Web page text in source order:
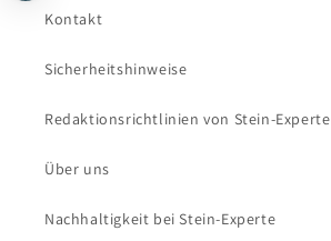
Kontakt
Sicherheitshinweise
Redaktionsrichtlinien von Stein-Experte
Über uns
Nachhaltigkeit bei Stein-Experte